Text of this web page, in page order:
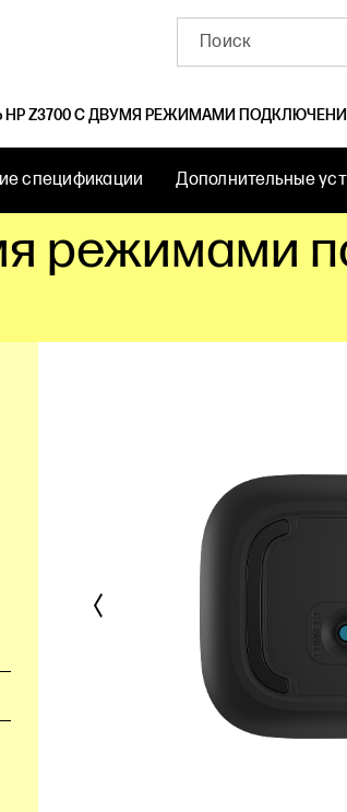
Z3700 С ДВУМЯ РЕЖИМАМИ
спецификации Дополнительные
режимами